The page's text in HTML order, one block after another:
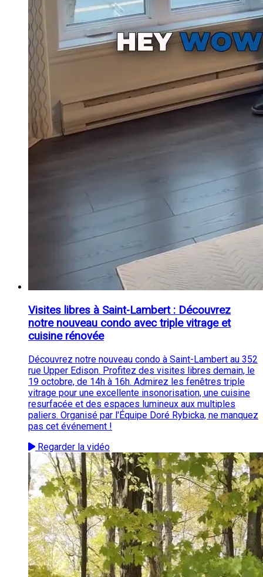
Visites libres à Saint-Lambert : Découvrez
notre nouveau condo avec triple vitrage et
cuisine rénovée
Découvrez notre nouveau condo à Saint-Lambert au 352
rue Upper Edison. Profitez des visites libres demain, le
19 octobre, de 14h à 16h. Admirez les fenêtres triple
vitrage pour une excellente insonorisation, une cuisine
resurfacée et des espaces lumineux aux multiples
paliers. Organisé par l'Équipe Doré Rybicka, ne manquez
pas cet événement !
Regarder la vidéo